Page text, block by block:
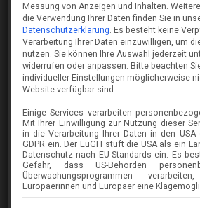
HOFFMANN
313
im Menü finden Sie über 400
Messung von Anzeigen und Inhalten.
die Verwendung Ihrer Daten finden Sie in
Datenschutzerklärung. Es besteht keine
Verarbeitung Ihrer Daten einzuwilligen, um
nutzen. Sie können Ihre Auswahl jederzeit
widerrufen oder anpassen. Bitte beachten
individueller Einstellungen möglicherweise
Website verfügbar sind.
Einige Services verarbeiten
Mit Ihrer Einwilligung zur Nutzung dieser
in die Verarbeitung Ihrer Daten in den
GDPR ein. Der EuGH stuft die USA als ein
Datenschutz nach EU-Standards ein. Es
Gefahr, dass US-Behörden
Überwachungsprogrammen
Europäerinnen und Europäer eine